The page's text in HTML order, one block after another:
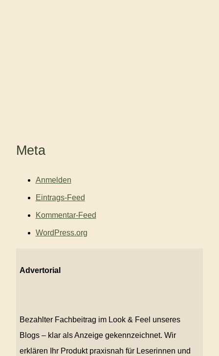
Meta
Anmelden
Eintrags-Feed
Kommentar-Feed
WordPress.org
Advertorial
Bezahlter Fachbeitrag im Look & Feel unseres
Blogs – klar als Anzeige gekennzeichnet. Wir
erklären Ihr Produkt praxisnah für Leserinnen und